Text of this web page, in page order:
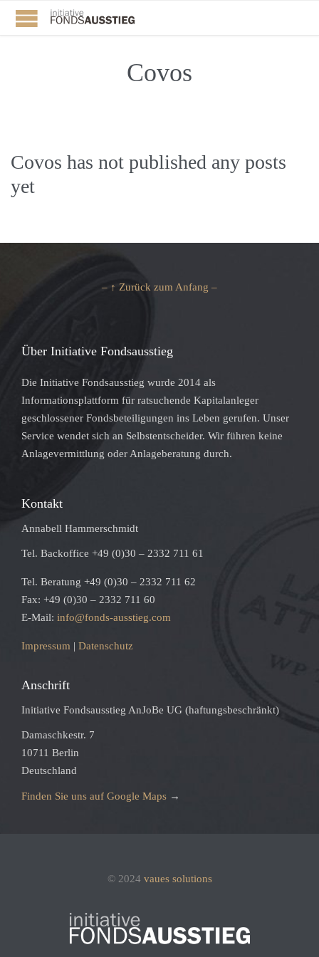
Covos
Covos has not published any posts
yet
– ↑ Zurück zum Anfang –
Über Initiative Fondsausstieg
Die Initiative Fondsausstieg wurde 2014 als
Informationsplattform für ratsuchende Kapitalanleger
geschlossener Fondsbeteiligungen ins Leben gerufen. Unser
Service wendet sich an Selbstentscheider. Wir führen keine
Anlagevermittlung oder Anlageberatung durch.
Kontakt
Annabell Hammerschmidt
Tel. Backoffice +49 (0)30 – 2332 711 61
Tel. Beratung +49 (0)30 – 2332 711 62
Fax: +49 (0)30 – 2332 711 60
E-Mail: info@fonds-ausstieg.com
Impressum | Datenschutz
Anschrift
Initiative Fondsausstieg AnJoBe UG (haftungsbeschränkt)
Damaschkestr. 7
10711 Berlin
Deutschland
Finden Sie uns auf Google Maps →
© 2024 vaues solutions